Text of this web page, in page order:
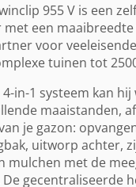
955 V is een
met een maaibreedte
voor
tuinen tot
in-1 systeem kan
maaistanden,
je gazon:
uitworp achter,
mulchen met de
gecentraliseerde